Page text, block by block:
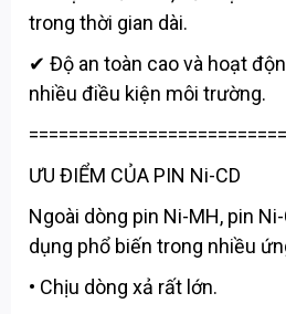
trong thời gian dài.
✔ Độ an toàn cao và hoạt
nhiều điều kiện môi trường.
ƯU ĐIỂM CỦA PIN Ni-CD
Ngoài dòng pin Ni-MH, pin
dụng phổ biến trong nhiều
• Chịu dòng xả rất lớn.